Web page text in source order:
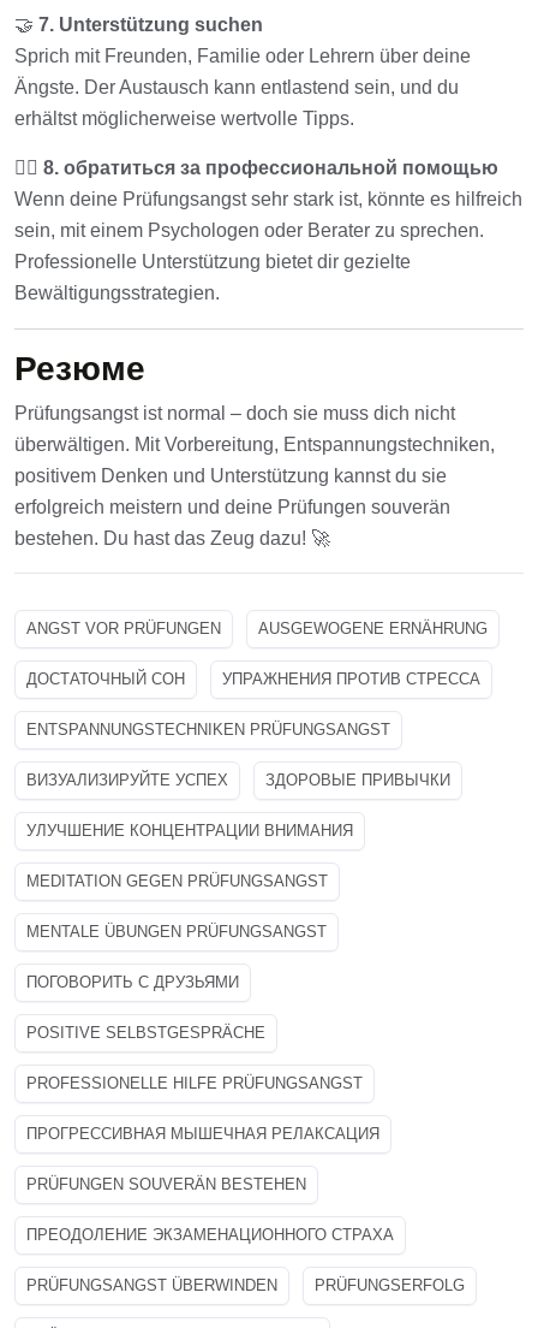
🤝 7. Unterstützung suchen
Sprich mit Freunden, Familie oder Lehrern über deine
Ängste. Der Austausch kann entlastend sein, und du
erhältst möglicherweise wertvolle Tipps.
👩‍⚕️ 8. обратиться за профессиональной помощью
Wenn deine Prüfungsangst sehr stark ist, könnte es hilfreich
sein, mit einem Psychologen oder Berater zu sprechen.
Professionelle Unterstützung bietet dir gezielte
Bewältigungsstrategien.
Резюме
Prüfungsangst ist normal – doch sie muss dich nicht
überwältigen. Mit Vorbereitung, Entspannungstechniken,
positivem Denken und Unterstützung kannst du sie
erfolgreich meistern und deine Prüfungen souverän
bestehen. Du hast das Zeug dazu! 🚀
ANGST VOR PRÜFUNGEN AUSGEWOGENE ERNÄHRUNG
ДОСТАТОЧНЫЙ СОН УПРАЖНЕНИЯ ПРОТИВ СТРЕССА
ENTSPANNUNGSTECHNIKEN PRÜFUNGSANGST
ВИЗУАЛИЗИРУЙТЕ УСПЕХ ЗДОРОВЫЕ ПРИВЫЧКИ
УЛУЧШЕНИЕ КОНЦЕНТРАЦИИ ВНИМАНИЯ
MEDITATION GEGEN PRÜFUNGSANGST
MENTALE ÜBUNGEN PRÜFUNGSANGST
ПОГОВОРИТЬ С ДРУЗЬЯМИ
POSITIVE SELBSTGESPRÄCHE
PROFESSIONELLE HILFE PRÜFUNGSANGST
ПРОГРЕССИВНАЯ МЫШЕЧНАЯ РЕЛАКСАЦИЯ
PRÜFUNGEN SOUVERÄN BESTEHEN
ПРЕОДОЛЕНИЕ ЭКЗАМЕНАЦИОННОГО СТРАХА
PRÜFUNGSANGST ÜBERWINDEN PRÜFUNGSERFOLG